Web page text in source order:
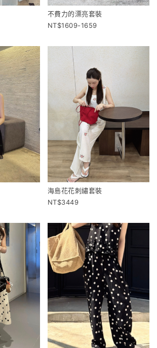
不費力的漂亮套裝
1609-1659
海島花花刺繡套裝
3449